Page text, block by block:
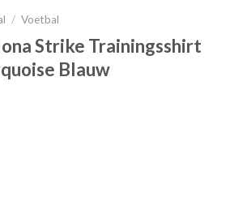
/ Voetbal
Strike Trainingsshirt
Blauw